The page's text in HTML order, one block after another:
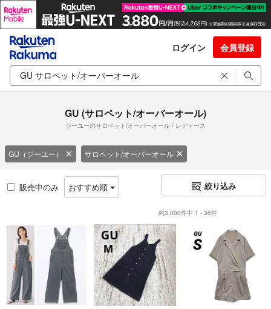
ログイン 会員登録
GU (サロペット/オーバーオール)
ジーユーのサロペット/オーバーオール / レディース
GU（ジーユー） サロペット/オーバーオール
販売中のみ おすすめ順 絞り込み
約3,000件中 1 - 36件